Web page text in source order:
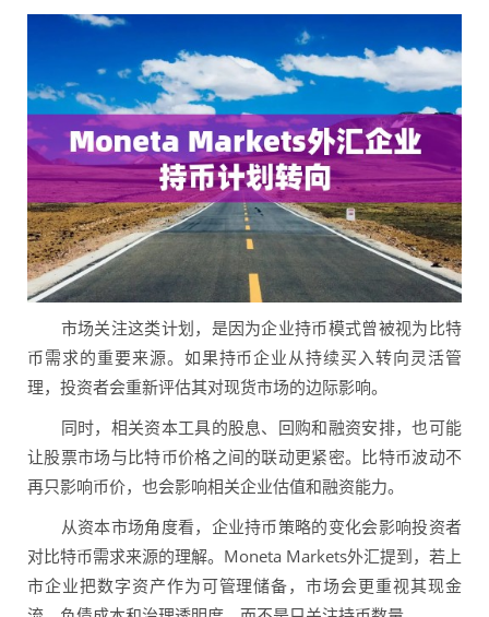
市场关注这类计划，是因为企业持币模式曾被视为比特
币需求的重要来源。如果持币企业从持续买入转向灵活管
理，投资者会重新评估其对现货市场的边际影响。
同时，相关资本工具的股息、回购和融资安排，也可能
让股票市场与比特币价格之间的联动更紧密。比特币波动不
再只影响币价，也会影响相关企业估值和融资能力。
从资本市场角度看，企业持币策略的变化会影响投资者
对比特币需求来源的理解。Moneta Markets外汇提到，若上
市企业把数字资产作为可管理储备，市场会更重视其现金